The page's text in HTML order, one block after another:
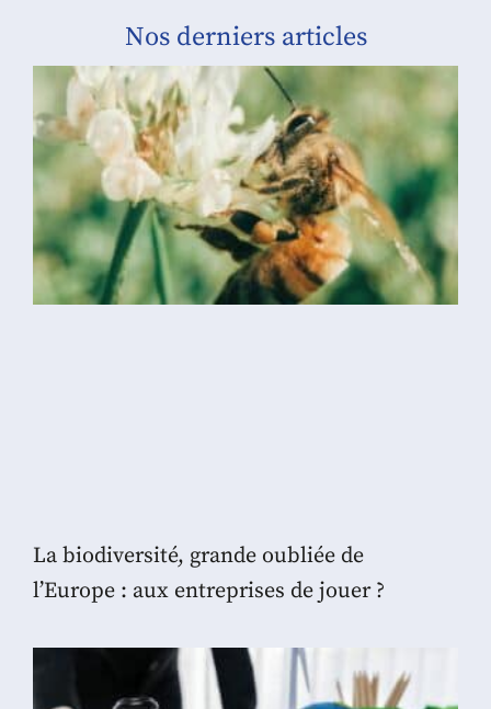
Nos derniers articles
La biodiversité, grande oubliée de
l’Europe : aux entreprises de jouer ?